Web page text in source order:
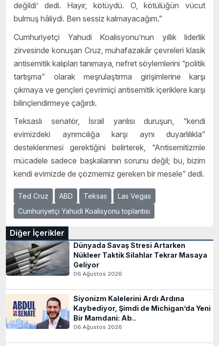
değildi’ dedi. Hayır, kötüydü. O, kötülüğün vücut
bulmuş hâliydi. Ben sessiz kalmayacağım.”
Cumhuriyetçi Yahudi Koalisyonu’nun yıllık liderlik
zirvesinde konuşan Cruz, muhafazakâr çevreleri klasik
antisemitik kalıpları tanımaya, nefret söylemlerini “politik
tartışma” olarak meşrulaştırma girişimlerine karşı
çıkmaya ve gençleri çevrimiçi antisemitik içeriklere karşı
bilinçlendirmeye çağırdı.
Teksaslı senatör, İsrail yanlısı duruşun, “kendi
evimizdeki ayrımcılığa karşı aynı duyarlılıkla”
desteklenmesi gerektiğini belirterek, “Antisemitizmle
mücadele sadece başkalarının sorunu değil; bu, bizim
kendi evimizde de çözmemiz gereken bir mesele” dedi.
Ted Cruz ABD Teksas
Las Vegas
Cumhuriyetçi Yahudi Koalisyonu toplantısı
Diğer İçerikler
Dünyada Savaş Stresi Artarken
Nükleer Taktik Silahlar Tekrar Masaya
Geliyor
06 Ağustos 2026
Siyonizm Kalelerini Ardı Ardına
Kaybediyor, Şimdi de Michigan’da Yeni
Bir Mamdani: Ab..
06 Ağustos 2026